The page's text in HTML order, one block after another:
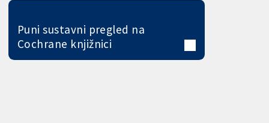
Puni sustavni pregled na
Cochrane knjižnici